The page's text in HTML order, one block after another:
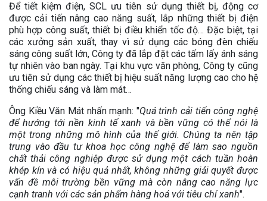
Để tiết kiệm điện, SCL ưu tiên sử dụng thiết bị, động cơ
được cải tiến nâng cao năng suất, lắp những thiết bị điện
phù hợp công suất, thiết bị điều khiển tốc độ… Đặc biệt, tại
các xưởng sản xuất, thay vì sử dụng các bóng đèn chiếu
sáng công suất lớn, Công ty đã lắp đặt các tấm lấy ánh sáng
tự nhiên vào ban ngày. Tại khu vực văn phòng, Công ty cũng
ưu tiên sử dụng các thiết bị hiệu suất năng lượng cao cho hệ
thống chiếu sáng và làm mát…
Ông Kiều Văn Mát nhấn mạnh: "Quá trình cải tiến công nghệ
để hướng tới nền kinh tế xanh và bền vững có thể nói là
một trong những mô hình của thế giới. Chúng ta nên tập
trung vào đầu tư khoa học công nghệ để làm sao nguồn
chất thải công nghiệp được sử dụng một cách tuần hoàn
khép kín và có hiệu quả nhất, không những giải quyết được
vấn đề môi trường bền vững mà còn nâng cao năng lực
cạnh tranh với các sản phẩm hàng hoá với tiêu chí xanh".